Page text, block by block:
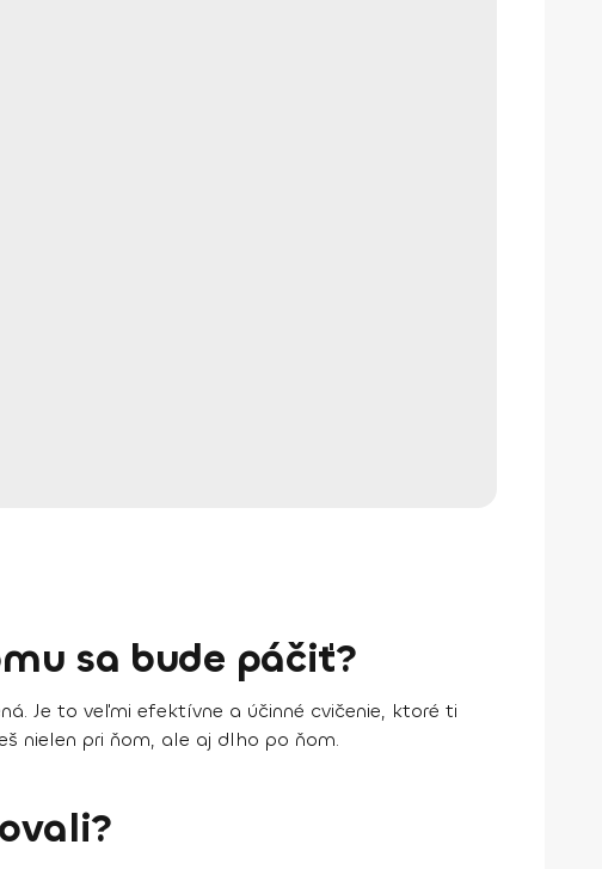
sa bude páčiť?
Je to veľmi efektívne a účinné cvičenie, ktoré ti
nielen pri ňom, ale aj dlho po ňom.